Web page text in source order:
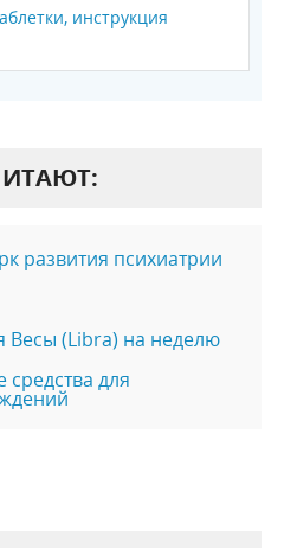
инструкция
развития психиатрии
Весы (Libra) на неделю
для